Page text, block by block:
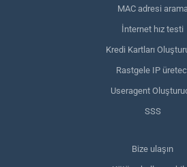
MAC adresi
İnternet hız testi
Kredi Kartları
Rastgele IP
Useragent
SSS
Bize ulaşın